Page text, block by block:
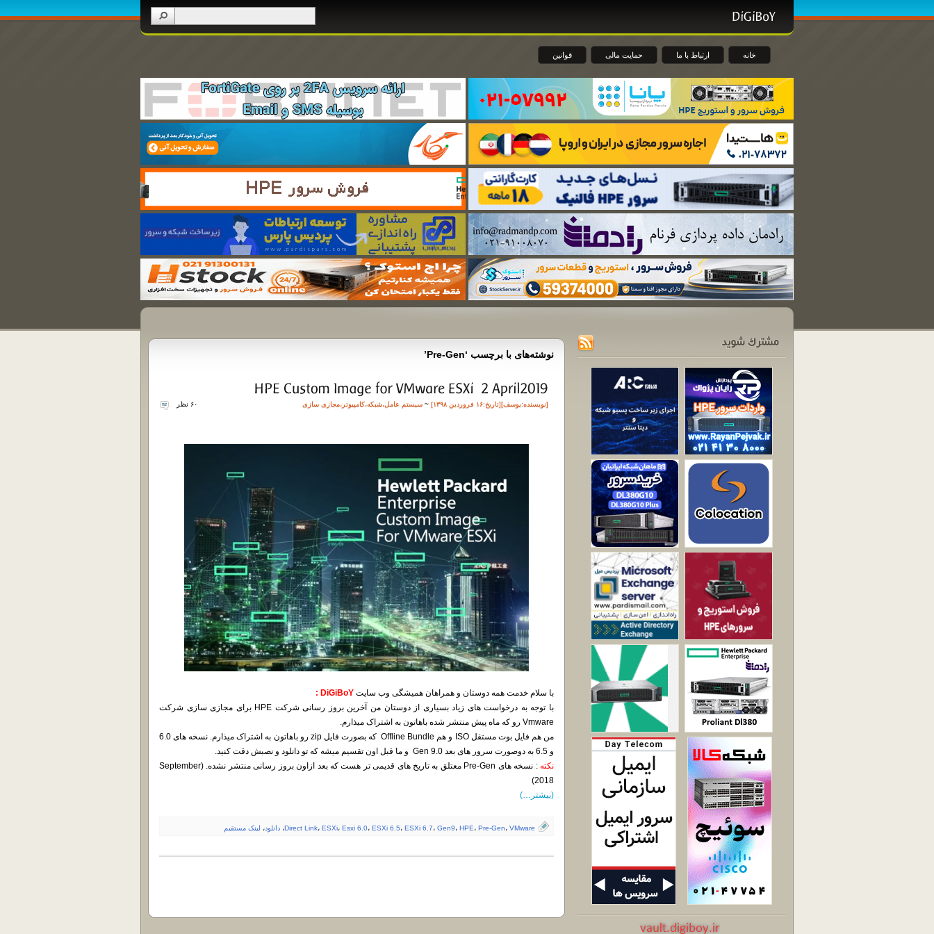
خانه ارتباط با ما حمایت مالی قوانین
نوشته‌های با برچسب ‘Pre-Gen’
[نویسنده:یوسف][تاريخ:۱۶ فروردین ۱۳۹۸] ~ سیستم عامل،شبکه،کامپیوتر ،مجازی سازی ۶۰ نظر
با سلام خدمت همه دوستان و همراهان همیشگی وب سایت DiGiBoY :
با توجه به درخواست های زیاد بسیاری از دوستان من آخرین بروز رسانی شرکت HPE برای مجازی سازی شرکت
Vmware رو که ماه پیش منتشر شده باهاتون به اشتراک میذارم.
من هم فایل بوت مستقل ISO و هم Offline Bundle که بصورت فایل zip رو باهاتون به اشتراک میذارم. نسخه های 6.0
و 6.5 به دوصورت سرور های بعد Gen 9.0 و ما قبل اون تقسیم میشه که تو دانلود و نصبش دقت کنید.
نکته
: نسخه های Pre-Gen معتلق به تاریخ های قدیمی تر هست که بعد ازاون بروز رسانی منتشر نشده. (September
2018)
(بیشتر…)
Direct Link، ESXi، Esxi 6.0، ESXi 6.5، ESXi 6.7، Gen9، HPE، Pre-Gen، VMware ، دانلود، لینک مستقیم